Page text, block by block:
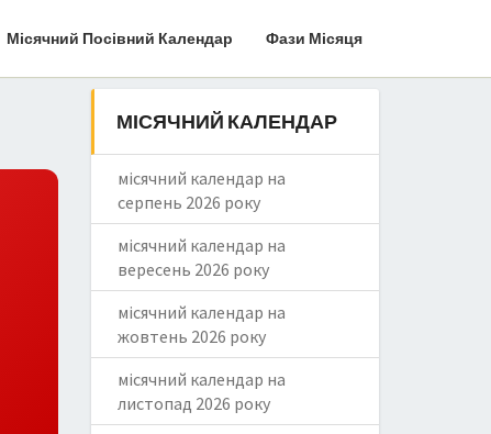
Місячний Посівний Календар Фази Місяця
МІСЯЧНИЙ КАЛЕНДАР
місячний календар на
серпень 2026 року
місячний календар на
вересень 2026 року
місячний календар на
жовтень 2026 року
місячний календар на
листопад 2026 року